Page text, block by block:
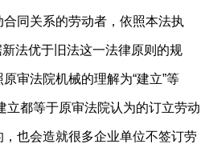
同关系的劳动者，依照本法执
新法优于旧法这一法律原则的规
审法院机械的理解为“建立”等
立都等于原审法院认为的订立劳动
也会造就很多企业单位不签订劳